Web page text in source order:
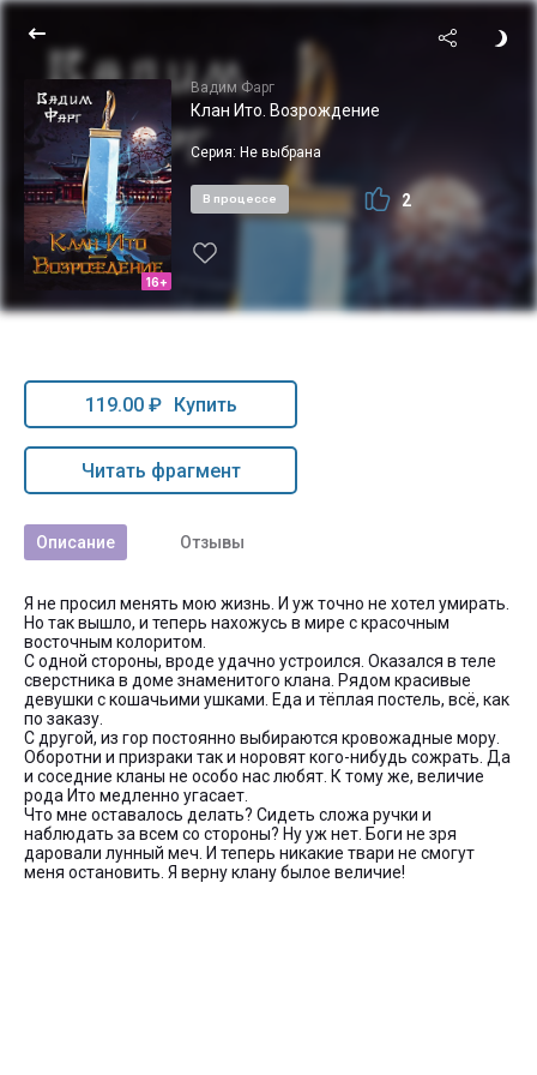
16+
Вадим Фарг
Клан Ито. Возрождение
Серия: Не выбрана
В процессе 2
119.00 ₽ Купить
Читать фрагмент
Описание Отзывы
Я не просил менять мою жизнь. И уж точно не хотел умирать.
Но так вышло, и теперь нахожусь в мире с красочным
восточным колоритом.
С одной стороны, вроде удачно устроился. Оказался в теле
сверстника в доме знаменитого клана. Рядом красивые
девушки с кошачьими ушками. Еда и тёплая постель, всё, как
по заказу.
С другой, из гор постоянно выбираются кровожадные мору.
Оборотни и призраки так и норовят кого-нибудь сожрать. Да
и соседние кланы не особо нас любят. К тому же, величие
рода Ито медленно угасает.
Что мне оставалось делать? Сидеть сложа ручки и
наблюдать за всем со стороны? Ну уж нет. Боги не зря
даровали лунный меч. И теперь никакие твари не смогут
меня остановить. Я верну клану былое величие!